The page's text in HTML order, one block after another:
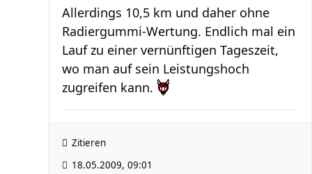
Allerdings 10,5 km und daher ohne
Radiergummi-Wertung. Endlich mal ein
Lauf zu einer vernünftigen Tageszeit,
wo man auf sein Leistungshoch
zugreifen kann.
Zitieren
18.05.2009, 09:01